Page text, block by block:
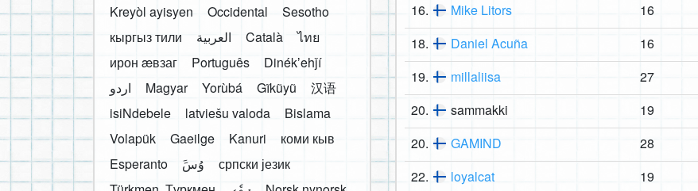
16. Mike Litors 16
18. Daniel Acuña 16
19. millaliisa 27
20. sammakki 19
20. GAMIND 28
22. loyalcat 19
Kreyòl ayisyen
Occidental
Sesotho
кыргыз тили
العربية Català
ไทย
ирон æвзаг
Português
Dinékʼehǰí
اردو
Magyar Yorùbá Gĩkũyũ
汉语
isiNdebele
latviešu valoda
Bislama
Volapük
Gaeilge Kanuri
коми кыв
Esperanto
َوُسَ
српски језик